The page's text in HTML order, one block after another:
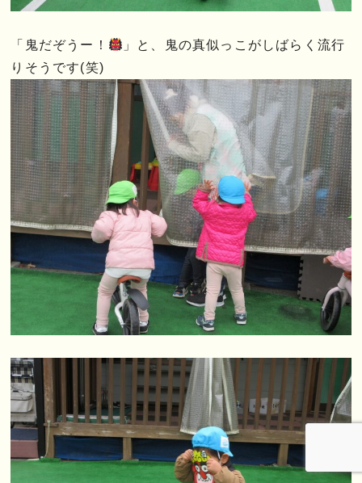
「鬼だぞうー！
」と、鬼の真似っこがしばらく流行
りそうです(笑)